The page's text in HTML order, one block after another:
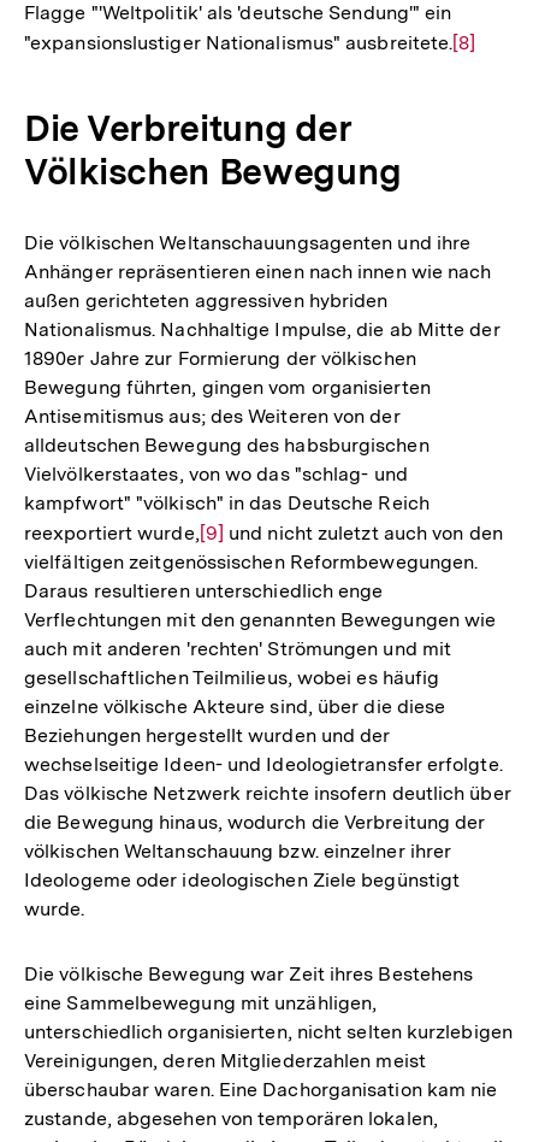
der
Fußnote
Flagge "'Weltpolitik' als 'deutsche Sendung'" ein
"expansionslustiger Nationalismus" ausbreitete.Zur
[8]
Die Verbreitung der
Völkischen Bewegung
Die völkischen Weltanschauungsagenten und ihre
Anhänger repräsentieren einen nach innen wie nach
außen gerichteten aggressiven hybriden
Nationalismus. Nachhaltige Impulse, die ab Mitte der
1890er Jahre zur Formierung der völkischen
Bewegung führten, gingen vom organisierten
Antisemitismus aus; des Weiteren von der
alldeutschen Bewegung des habsburgischen
Vielvölkerstaates, von wo das "schlag- und
kampfwort" "völkisch" in das Deutsche Reich
reexportiert wurde,Zur
Auflösung
der
Fußnote
[9] und nicht zuletzt auch von den
vielfältigen zeitgenössischen Reformbewegungen.
Daraus resultieren unterschiedlich enge
Verflechtungen mit den genannten Bewegungen wie
auch mit anderen 'rechten' Strömungen und mit
gesellschaftlichen Teilmilieus, wobei es häufig
einzelne völkische Akteure sind, über die diese
Beziehungen hergestellt wurden und der
wechselseitige Ideen- und Ideologietransfer erfolgte.
Das völkische Netzwerk reichte insofern deutlich über
die Bewegung hinaus, wodurch die Verbreitung der
völkischen Weltanschauung bzw. einzelner ihrer
Ideologeme oder ideologischen Ziele begünstigt
wurde.
Die völkische Bewegung war Zeit ihres Bestehens
eine Sammelbewegung mit unzähligen,
unterschiedlich organisierten, nicht selten kurzlebigen
Vereinigungen, deren Mitgliederzahlen meist
überschaubar waren. Eine Dachorganisation kam nie
zustande, abgesehen von temporären lokalen,